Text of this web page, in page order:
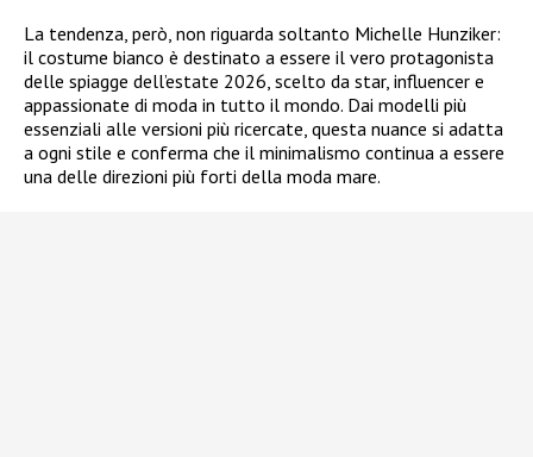
La tendenza, però, non riguarda soltanto Michelle Hunziker:
il costume bianco è destinato a essere il vero protagonista
delle spiagge dell’estate 2026, scelto da star, influencer e
appassionate di moda in tutto il mondo. Dai modelli più
essenziali alle versioni più ricercate, questa nuance si adatta
a ogni stile e conferma che il minimalismo continua a essere
una delle direzioni più forti della moda mare.